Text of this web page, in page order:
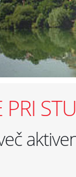
PRI